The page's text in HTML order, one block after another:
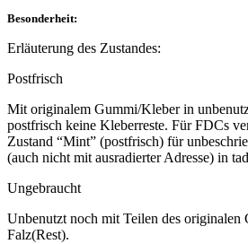
Besonderheit:
Erläuterung des Zustandes:
Postfrisch
Mit originalem Gummi/Kleber in
postfrisch keine Kleberreste. Für FDCs
Zustand “Mint” (postfrisch) für
(auch nicht mit ausradierter Adresse) in
Ungebraucht
Unbenutzt noch mit Teilen des
Falz(Rest).